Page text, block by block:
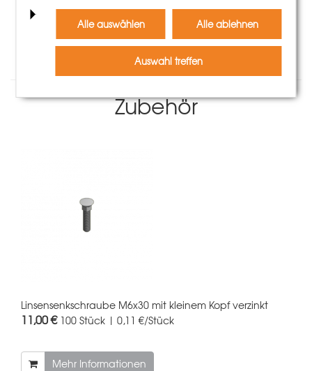
Mehr Informationen
Zubehör
Linsensenkschraube M6x30 mit kleinem Kopf verzinkt
11,00 € 100 Stück | 0,11 €/Stück
Mehr Informationen
Alle auswählen Alle ablehnen
Auswahl treffen